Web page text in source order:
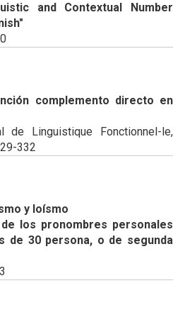
and Contextual Number
complemento directo en
de Linguistique Fonctionnel-le,
332
y loísmo
los pronombres personales
de 30 persona, o de segunda